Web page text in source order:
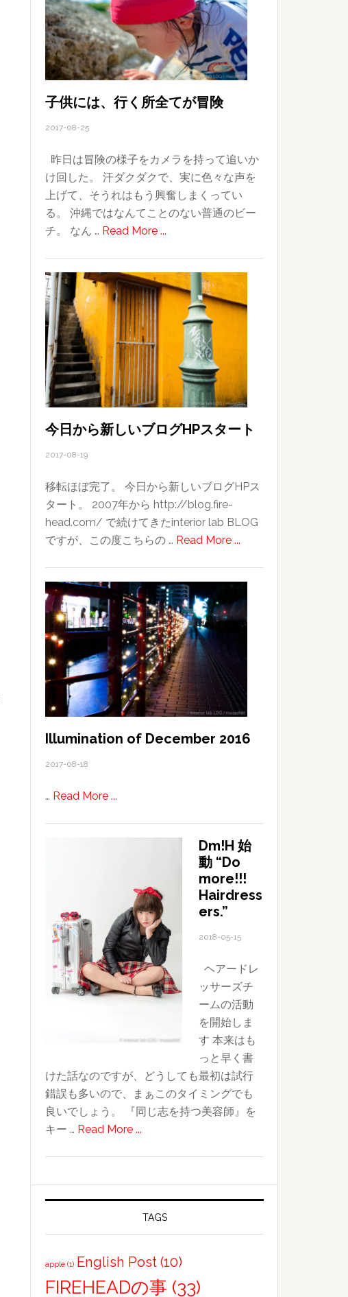
記〜
そ
の
1〜
旅
の
的
子供には、行く所全てが冒険
2017-08-25
昨日は冒険の様子をカメラを持って追いか
け回した。 汗ダクダクで、実に色々な声を
上げて、そうれはもう興奮しまくってい
る。 沖縄ではなんてことのない普通のビー
チ。 なん … Read More ...
に
は、
全
て
が
冒
今日から新しいブログHPスタート
2017-08-19
移転ほぼ完了。 今日から新しいブログHPス
タート。 2007年から http://blog.fire-
head.com/ で続けてきたinterior lab BLOG
ですが、この度こちらの … Read More ...
新
グ
HP
Illumination of December 2016
2017-08-18
… Read More ...
Dm!H 始
動 “Do
more!!!
Hairdress
ers.”
2018-05-15
ヘアードレ
ッサーズチ
ームの活動
を開始しま
す 本来はも
っと早く書
けた話なのですが、どうしても最初は試行
錯誤も多いので、まぁこのタイミングでも
良いでしょう。 『同じ志を持つ美容師』を
キー … Read More ...
動
“Do
more!!!
Hairdressers.”
TAGS
apple (1) English Post (10)
FIREHEADの事 (33)